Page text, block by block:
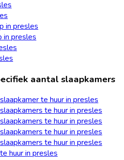
in presles
in presles
aantal slaapkamers
te huur in presles
te huur in presles
te huur in presles
te huur in presles
te huur in presles
huur in presles